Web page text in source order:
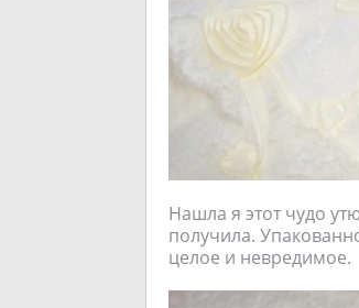
Нашла я этот чудо
получила.
целое и невредимое.